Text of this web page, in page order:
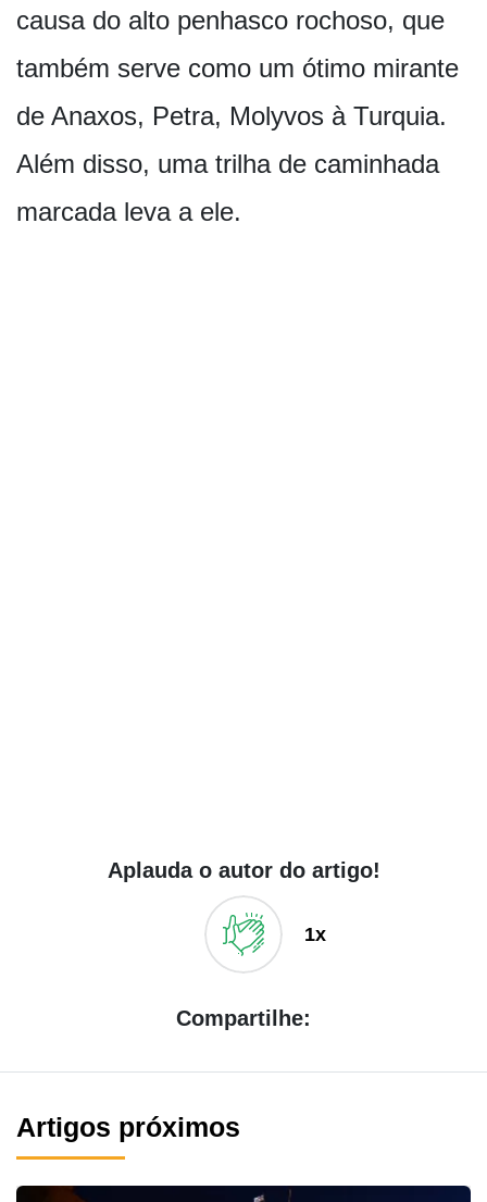
causa do alto penhasco rochoso, que
também serve como um ótimo mirante
de Anaxos, Petra, Molyvos à Turquia.
Além disso, uma trilha de caminhada
marcada leva a ele.
Aplauda o autor do artigo!
1x
Compartilhe:
Artigos próximos